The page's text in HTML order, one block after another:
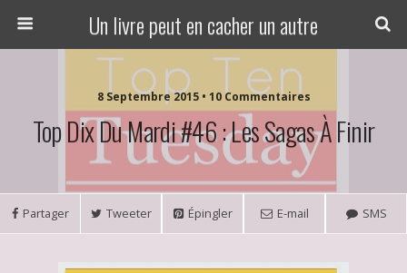
Un livre peut en cacher un autre
8 Septembre 2015 • 10 Commentaires
Top Dix Du Mardi #46 : Les Sagas À Finir
Partager Tweeter Épingler E-mail SMS